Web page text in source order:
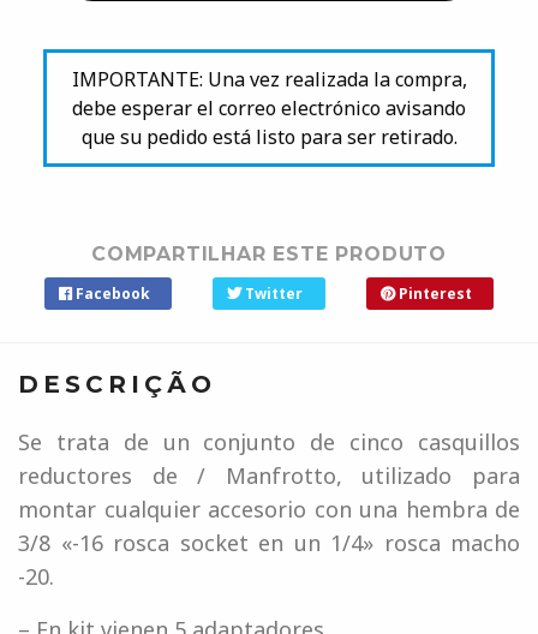
IMPORTANTE: Una vez realizada la compra,
debe esperar el correo electrónico avisando
que su pedido está listo para ser retirado.
COMPARTILHAR ESTE PRODUTO
Facebook Twitter Pinterest
DESCRIÇÃO
Se trata de un conjunto de cinco casquillos
reductores de / Manfrotto, utilizado para
montar cualquier accesorio con una hembra de
3/8 «-16 rosca socket en un 1/4» rosca macho
-20.